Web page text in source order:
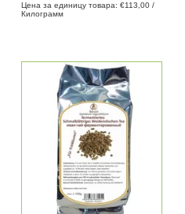
Цена за единицу товара: €113,00 /
Килограмм